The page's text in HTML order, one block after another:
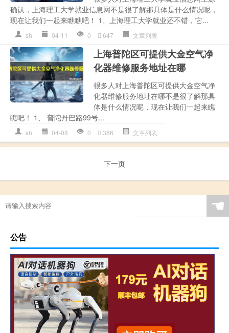
确认，上海理工大学就业信息网不是很了解那具体是什么情况呢，
现在让我们一起来瞧瞧吧！ 1、上海理工大学就业还不错，它...
sh 04-11 0 647 文章列表
上海普陀区可提供大金空气净
化器维修服务地址在哪
很多人对上海普陀区可提供大金空气净
化器维修服务地址在哪不是很了解那具
体是什么情况呢，现在让我们一起来瞧
瞧吧！ 1、 普陀丹巴路99号...
sh 04-08 0 386 文章列表
下一页
☚
公告